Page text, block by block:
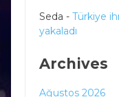
Seda - Türkiye
yakaladı
Archives
Ağustos 2026